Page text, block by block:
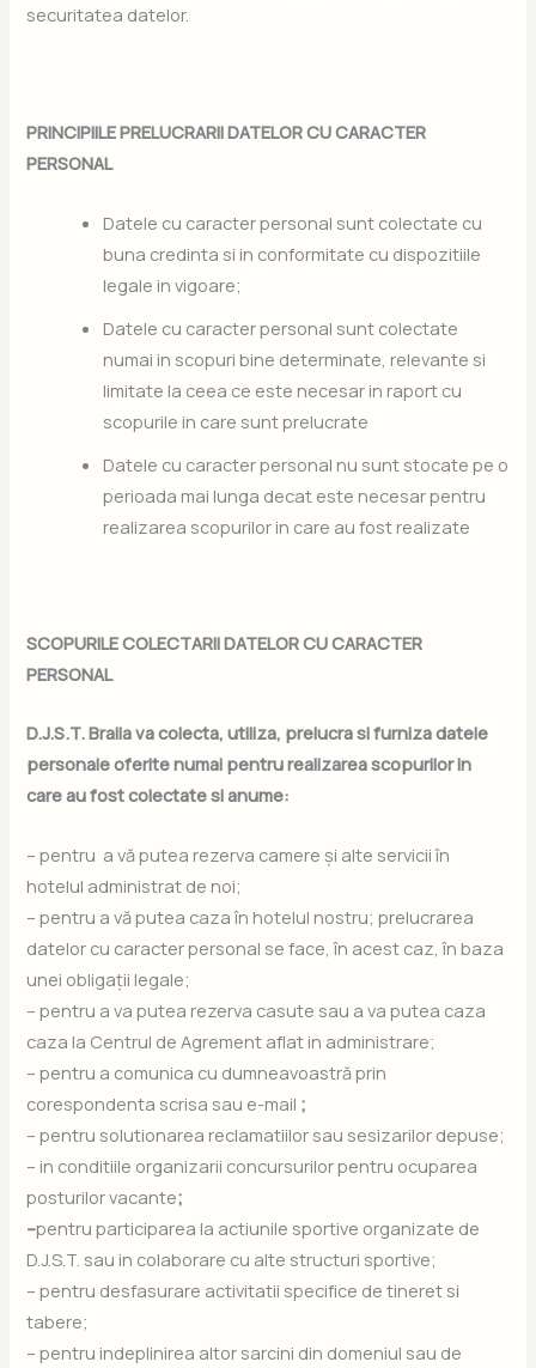
securitatea datelor.
PRINCIPIILE PRELUCRARII DATELOR CU CARACTER
PERSONAL
Datele cu caracter personal sunt colectate cu
buna credinta si in conformitate cu dispozitiile
legale in vigoare;
Datele cu caracter personal sunt colectate
numai in scopuri bine determinate, relevante si
limitate la ceea ce este necesar in raport cu
scopurile in care sunt prelucrate
Datele cu caracter personal nu sunt stocate pe o
perioada mai lunga decat este necesar pentru
realizarea scopurilor in care au fost realizate
SCOPURILE COLECTARII DATELOR CU CARACTER
PERSONAL
D.J.S.T. Braila va colecta, utiliza, prelucra si furniza datele
personale oferite numai pentru realizarea scopurilor in
care au fost colectate si anume:
– pentru a vă putea rezerva camere și alte servicii în
hotelul administrat de noi;
– pentru a vă putea caza în hotelul nostru; prelucrarea
datelor cu caracter personal se face, în acest caz, în baza
unei obligații legale;
– pentru a va putea rezerva casute sau a va putea caza
caza la Centrul de Agrement aflat in administrare;
– pentru a comunica cu dumneavoastră prin
corespondenta scrisa sau e-mail ;
– pentru solutionarea reclamatiilor sau sesizarilor depuse;
– in conditiile organizarii concursurilor pentru ocuparea
posturilor vacante;
–pentru participarea la actiunile sportive organizate de
D.J.S.T. sau in colaborare cu alte structuri sportive;
– pentru desfasurare activitatii specifice de tineret si
tabere;
– pentru indeplinirea altor sarcini din domeniul sau de